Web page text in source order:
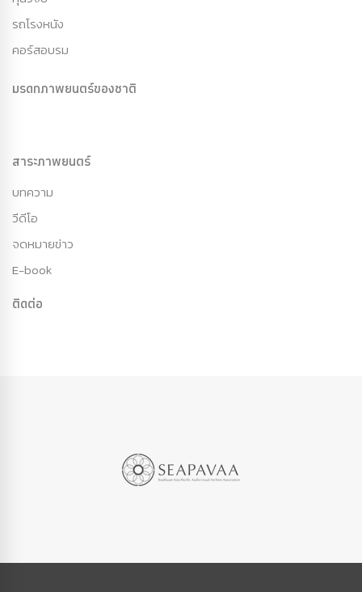
รถโรงหนัง
คอร์สอบรม
มรดกภาพยนตร์ของชาติ
สาระภาพยนตร์
บทความ
วีดีโอ
จดหมายข่าว
E-book
ติดต่อ